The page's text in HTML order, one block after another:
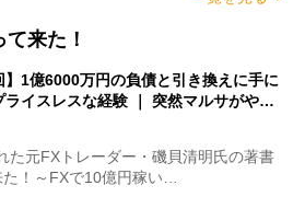
来た！
】1億6000万円の負債と引き換えに手に
ライスレスな経験 ｜ 突然マルサがや…
元FXトレーダー・磯貝清明氏の著書
た！～FXで10億円稼い…